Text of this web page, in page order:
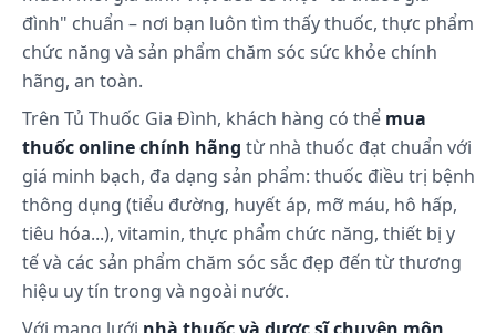
đình" chuẩn – nơi bạn luôn tìm thấy thuốc, thực phẩm
chức năng và sản phẩm chăm sóc sức khỏe chính
hãng, an toàn.
Trên Tủ Thuốc Gia Đình, khách hàng có thể mua
thuốc online chính hãng từ nhà thuốc đạt chuẩn với
giá minh bạch, đa dạng sản phẩm: thuốc điều trị bệnh
thông dụng (tiểu đường, huyết áp, mỡ máu, hô hấp,
tiêu hóa...), vitamin, thực phẩm chức năng, thiết bị y
tế và các sản phẩm chăm sóc sắc đẹp đến từ thương
hiệu uy tín trong và ngoài nước.